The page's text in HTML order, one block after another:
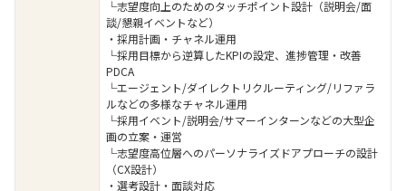
└志望度向上のためのタッチポイント設計（説明会/面
談/懇親イベントなど）
・採用計画・チャネル運用
└採用目標から逆算したKPIの設定、進捗管理・改善
PDCA
└エージェント/ダイレクトリクルーティング/リファラ
ルなどの多様なチャネル運用
└採用イベント/説明会/サマーインターンなどの大型企
画の立案・運営
└志望度高位層へのパーソナライズドアプローチの設計
（CX設計）
・選考設計・面談対応